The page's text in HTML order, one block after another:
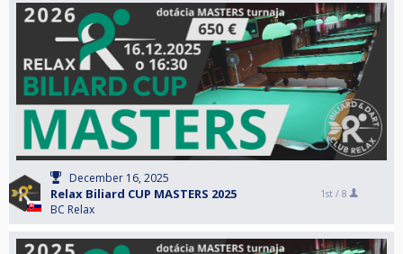
December 16, 2025
Relax Biliard CUP MASTERS 2025
BC Relax
1st / 8